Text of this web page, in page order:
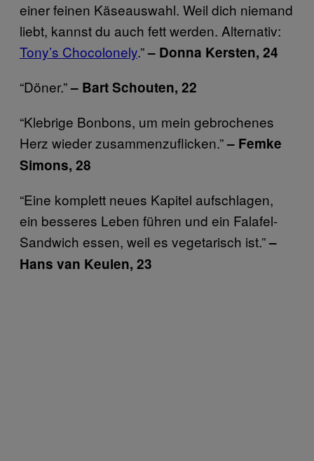
einer feinen Käseauswahl. Weil dich niemand
liebt, kannst du auch fett werden. Alternativ:
Tony’s Chocolonely.”– Donna Kersten, 24
“Döner.”– Bart Schouten, 22
“Klebrige Bonbons, um mein gebrochenes
Herz wieder zusammenzuflicken.”– Femke
Simons, 28
“Eine komplett neues Kapitel aufschlagen,
ein besseres Leben führen und ein Falafel-
Sandwich essen, weil es vegetarisch ist.”–
Hans van Keulen, 23